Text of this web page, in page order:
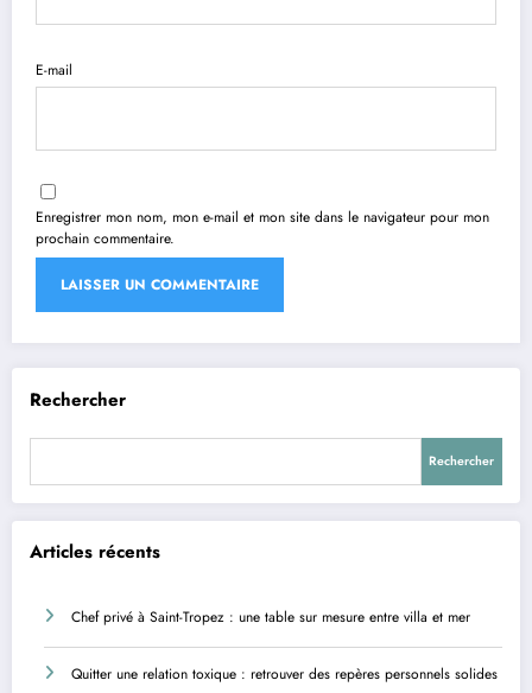
E-mail
Enregistrer mon nom, mon e-mail et mon site dans le navigateur pour mon
prochain commentaire.
Rechercher
Rechercher
Articles récents
Chef privé à Saint-Tropez : une table sur mesure entre villa et mer
Quitter une relation toxique : retrouver des repères personnels solides